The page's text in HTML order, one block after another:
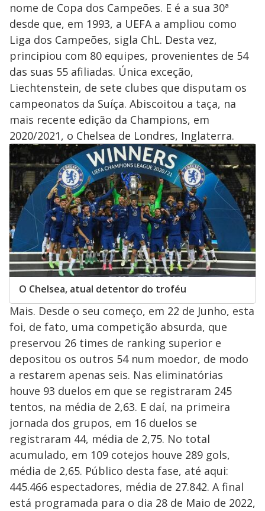
nome de Copa dos Campeões. E é a sua 30ª
desde que, em 1993, a UEFA a ampliou como
Liga dos Campeões, sigla ChL. Desta vez,
principiou com 80 equipes, provenientes de 54
das suas 55 afiliadas. Única exceção,
Liechtenstein, de sete clubes que disputam os
campeonatos da Suíça. Abiscoitou a taça, na
mais recente edição da Champions, em
2020/2021, o Chelsea de Londres, Inglaterra.
O Chelsea, atual detentor do troféu
Mais. Desde o seu começo, em 22 de Junho, esta
foi, de fato, uma competição absurda, que
preservou 26 times de ranking superior e
depositou os outros 54 num moedor, de modo
a restarem apenas seis. Nas eliminatórias
houve 93 duelos em que se registraram 245
tentos, na média de 2,63. E daí, na primeira
jornada dos grupos, em 16 duelos se
registraram 44, média de 2,75. No total
acumulado, em 109 cotejos houve 289 gols,
média de 2,65. Público desta fase, até aqui:
445.466 espectadores, média de 27.842. A final
está programada para o dia 28 de Maio de 2022,